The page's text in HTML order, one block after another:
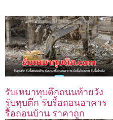
รับเหมาทุบตึกถนนท้ายวัง
รับทุบตึก รับรื้อถอนอาคาร
รื้อถอนบ้าน ราคาถูก